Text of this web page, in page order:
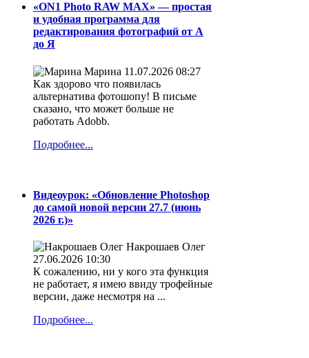
«ON1 Photo RAW MAX» — простая
и удобная программа для
редактирования фотографий от А
до Я
Марина 11.07.2026 08:27
Как здорово что появилась
альтернатива фотошопу! В письме
сказано, что может больше не
работать Adobb.
Подробнее...
Видеоурок: «Обновление Photoshop
до самой новой версии 27.7 (июнь
2026 г.)»
Накрошаев Олег
27.06.2026 10:30
К сожалению, ни у кого эта функция
не работает, я имею ввиду трофейные
версии, даже несмотря на ...
Подробнее...